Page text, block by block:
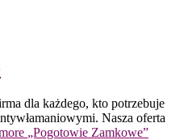
dla każdego, kto potrzebuje
Nasza oferta
„Pogotowie Zamkowe”